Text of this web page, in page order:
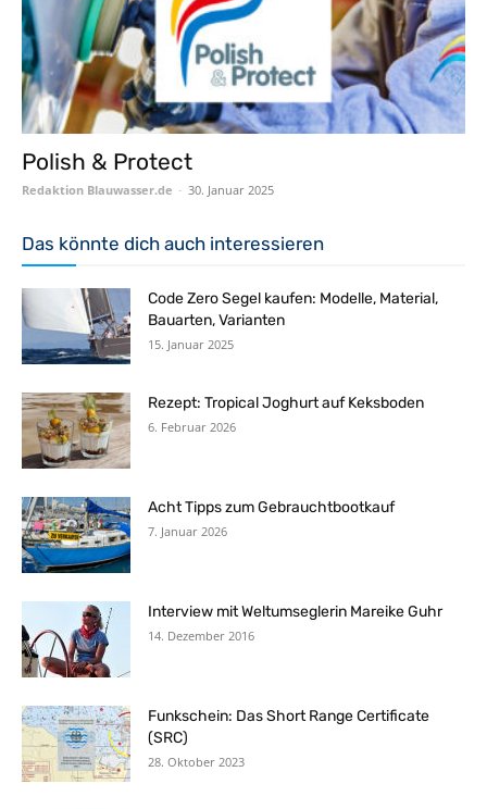
Polish & Protect
Redaktion Blauwasser.de - 30. Januar 2025
Das könnte dich auch interessieren
Code Zero Segel kaufen: Modelle, Material,
Bauarten, Varianten
15. Januar 2025
Rezept: Tropical Joghurt auf Keksboden
6. Februar 2026
Acht Tipps zum Gebrauchtbootkauf
7. Januar 2026
Interview mit Weltumseglerin Mareike Guhr
14. Dezember 2016
Funkschein: Das Short Range Certificate
(SRC)
28. Oktober 2023